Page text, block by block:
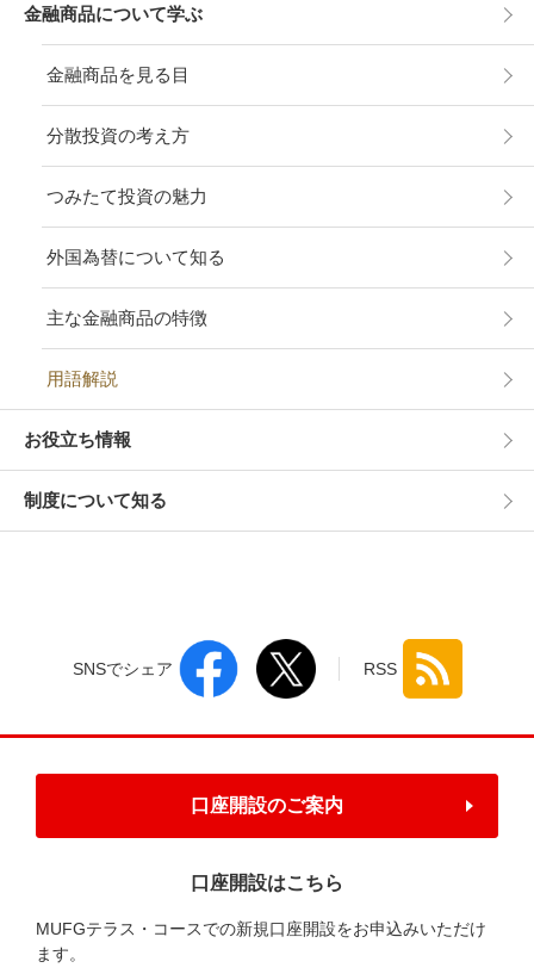
金融商品について学ぶ
金融商品を見る目
分散投資の考え方
つみたて投資の魅力
外国為替について知る
主な金融商品の特徴
用語解説
お役立ち情報
制度について知る
SNSでシェア RSS
口座開設のご案内
口座開設はこちら
MUFGテラス・コースでの新規口座開設をお申込みいただけ
ます。